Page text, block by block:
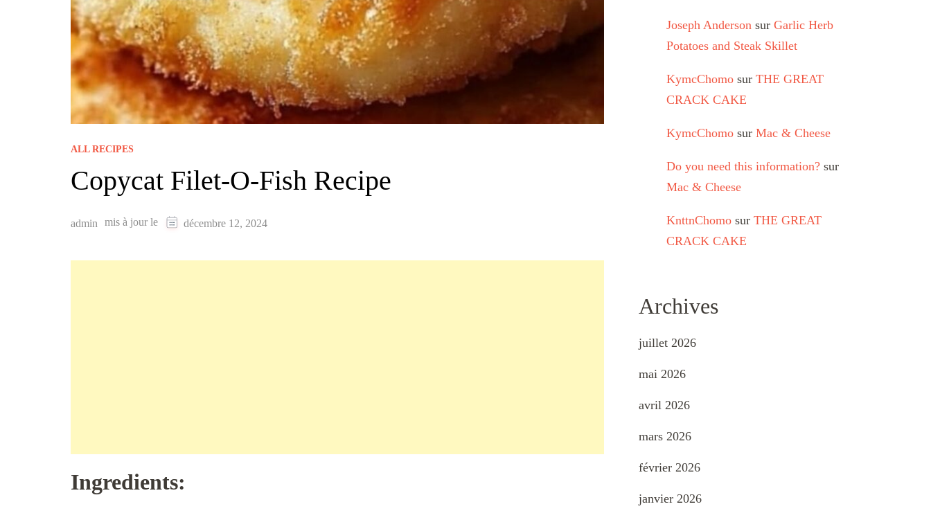
ALL RECIPES
Copycat Filet-O-Fish Recipe
admin mis à jour le décembre 12, 2024
Ingredients:
Joseph Anderson sur Garlic Herb
Potatoes and Steak Skillet
KymcChomo sur THE GREAT
CRACK CAKE
KymcChomo sur Mac & Cheese
Do you need this information? sur
Mac & Cheese
KnttnChomo sur THE GREAT
CRACK CAKE
Archives
juillet 2026
mai 2026
avril 2026
mars 2026
février 2026
janvier 2026